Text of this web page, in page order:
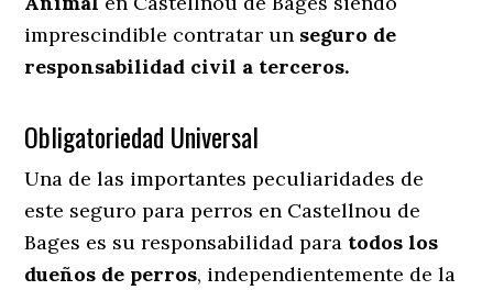
imprescindible contratar un seguro de
responsabilidad civil a terceros.
Obligatoriedad Universal
Una de las importantes peculiaridades de
este seguro para perros en Castellnou de
Bages es su responsabilidad para todos los
dueños de perros, independientemente de la